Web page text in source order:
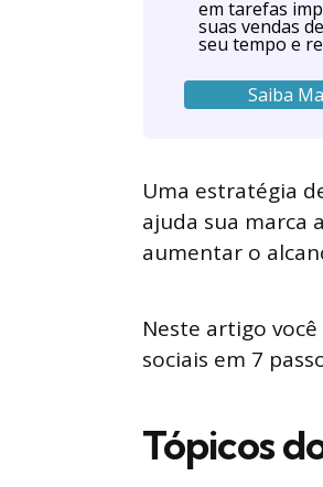
em tarefas
suas vendas
seu tempo e
Saiba
Uma estratégia
ajuda sua marca a
aumentar o
Neste artigo
sociais em 7
Tópicos